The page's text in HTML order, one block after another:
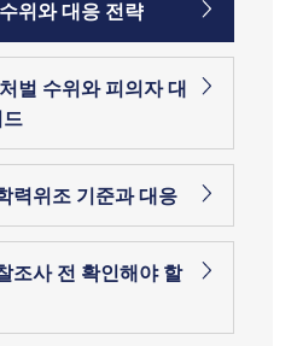
위와 대응 전략
벌 수위와 피의자 대
드
력위조 기준과 대응
조사 전 확인해야 할